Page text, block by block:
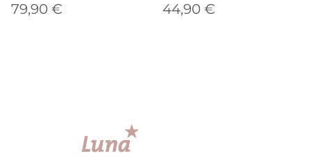
79,90 € 44,90 €